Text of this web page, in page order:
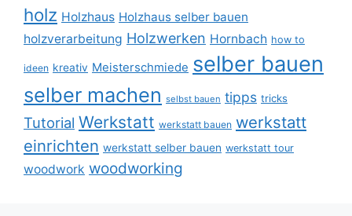
holz Holzhaus Holzhaus selber bauen
holzverarbeitung Holzwerken Hornbach how to
ideen kreativ Meisterschmiede selber bauen
selber machen selbst bauen tipps tricks
Tutorial Werkstatt werkstatt bauen werkstatt
einrichten werkstatt selber bauen werkstatt tour
woodwork woodworking